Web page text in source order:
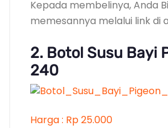
Kepada membelinya, Anda
memesannya melalui link di
2. Botol Susu Bayi
240
Harga : Rp 25.000